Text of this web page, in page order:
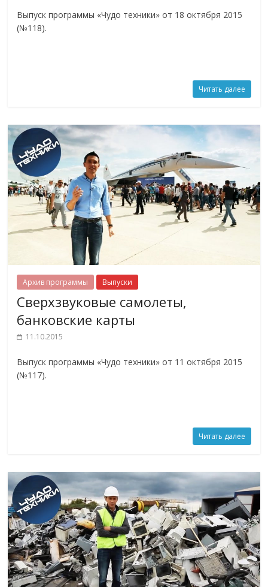
Выпуск программы «Чудо техники» от 18 октября 2015
(№118).
Читать далее
Архив программы Выпуски
Сверхзвуковые самолеты,
банковские карты
11.10.2015
Выпуск программы «Чудо техники» от 11 октября 2015
(№117).
Читать далее